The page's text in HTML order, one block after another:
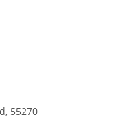
55270